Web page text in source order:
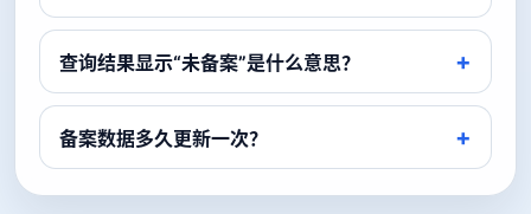
查询结果显示“未备案”是什么意思？
备案数据多久更新一次？